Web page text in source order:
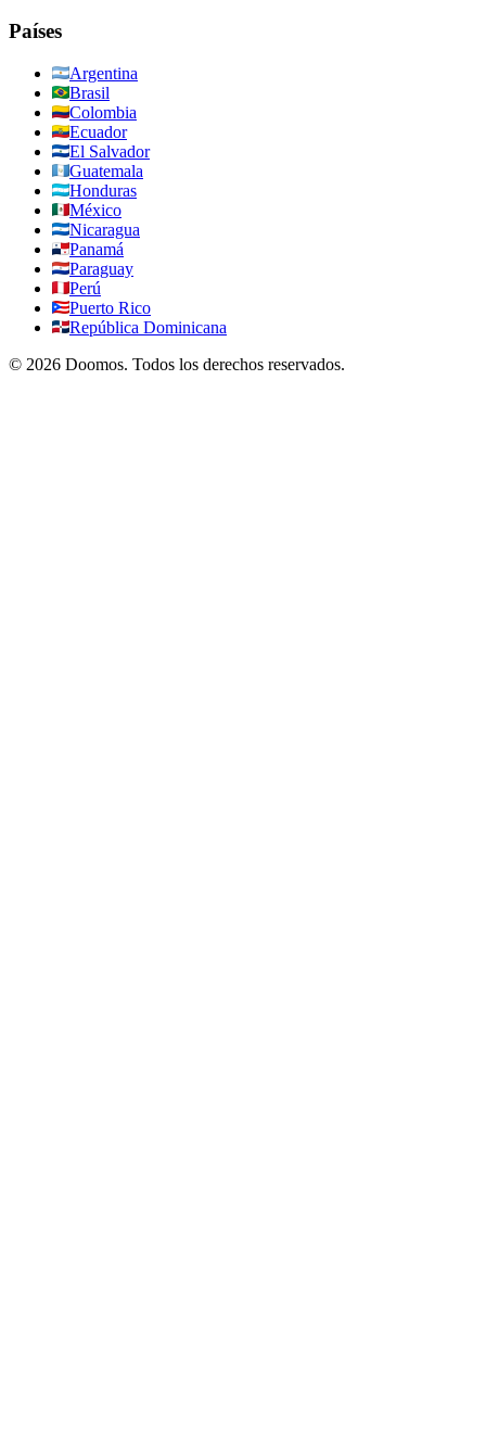
Países
Argentina
Brasil
Colombia
Ecuador
El Salvador
Guatemala
Honduras
México
Nicaragua
Panamá
Paraguay
Perú
Puerto Rico
República Dominicana
© 2026 Doomos. Todos los derechos reservados.